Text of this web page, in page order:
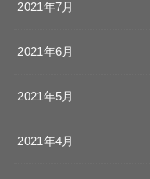
2021年7月
2021年6月
2021年5月
2021年4月